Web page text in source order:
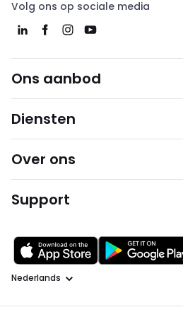
Volg ons op sociale media
Ons aanbod
Diensten
Over ons
Support
Taal